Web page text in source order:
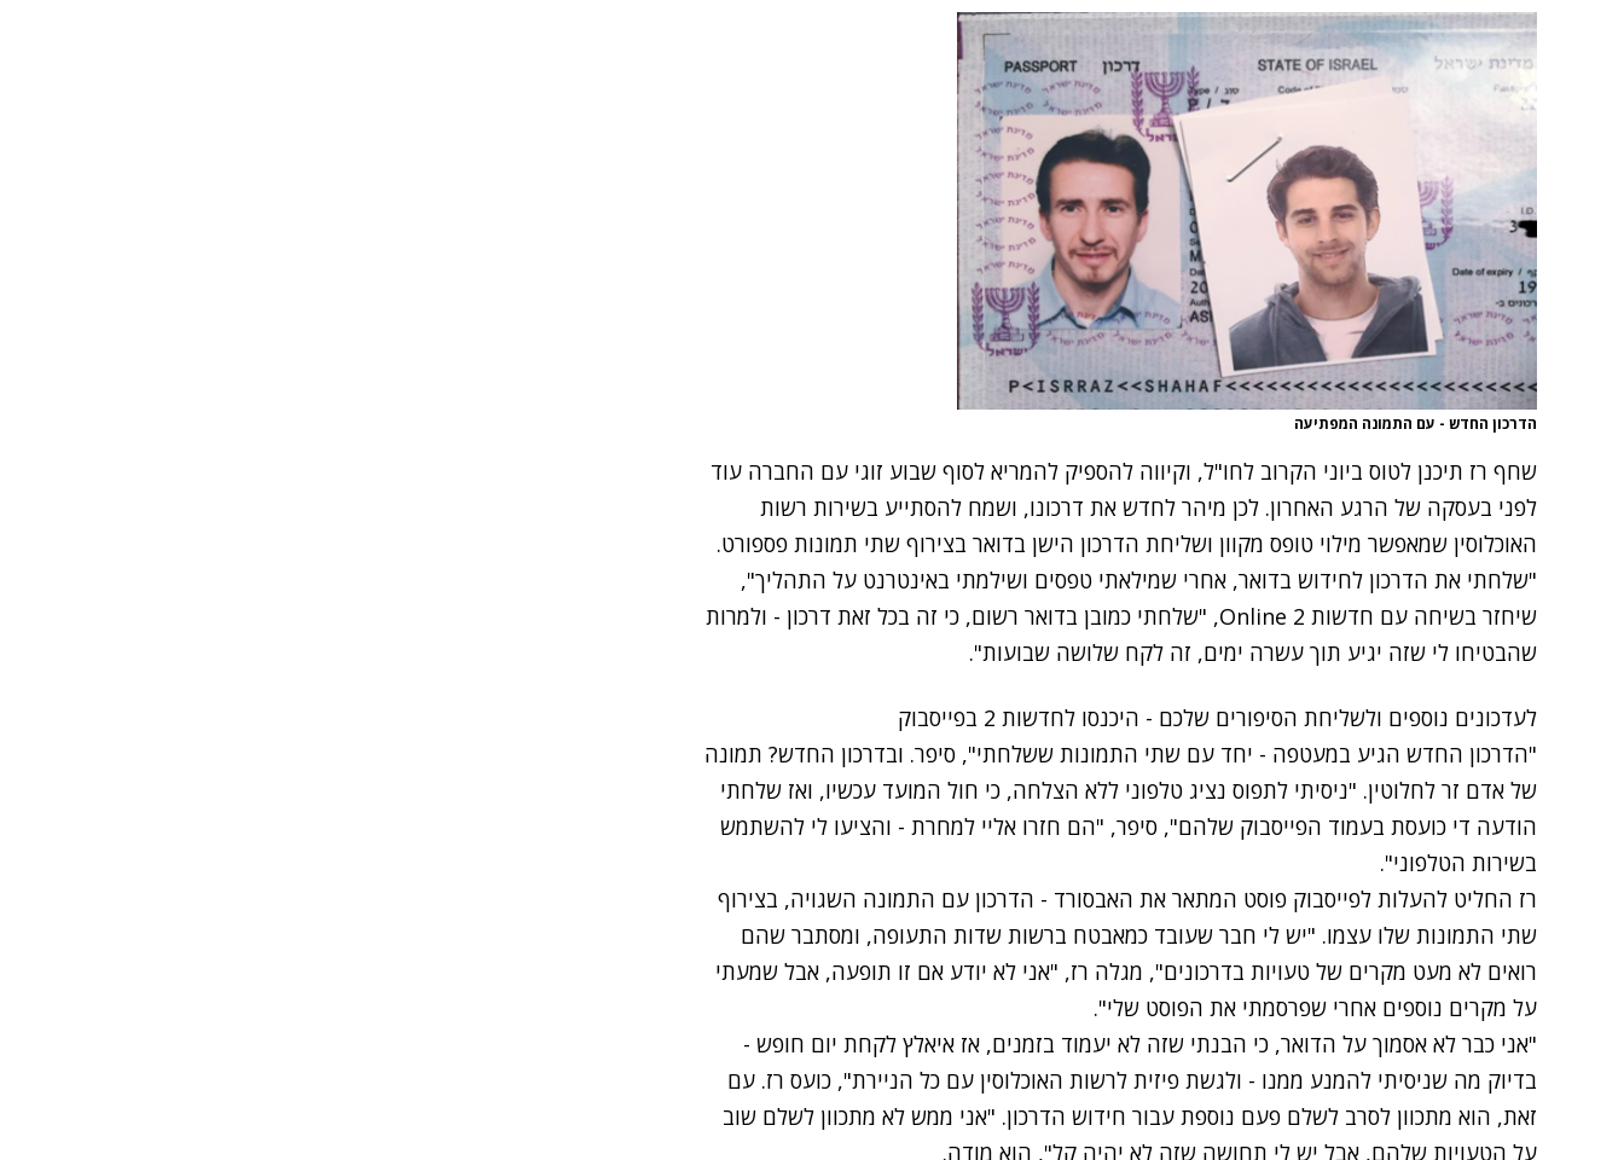
הדרכון החדש - עם התמונה המפתיעה
שחף רז תיכנן לטוס ביוני הקרוב לחו"ל, וקיווה להספיק להמריא לסוף שבוע זוגי עם החברה עוד
לפני בעסקה של הרגע האחרון. לכן מיהר לחדש את דרכונו, ושמח להסתייע בשירות רשות
האוכלוסין שמאפשר מילוי טופס מקוון ושליחת הדרכון הישן בדואר בצירוף שתי תמונות פספורט.
"שלחתי את הדרכון לחידוש בדואר, אחרי שמילאתי טפסים ושילמתי באינטרנט על התהליך",
שיחזר בשיחה עם חדשות 2 Online, "שלחתי כמובן בדואר רשום, כי זה בכל זאת דרכון - ולמרות
שהבטיחו לי שזה יגיע תוך עשרה ימים, זה לקח שלושה שבועות".
לעדכונים נוספים ולשליחת הסיפורים שלכם - היכנסו לחדשות 2 בפייסבוק
"הדרכון החדש הגיע במעטפה - יחד עם שתי התמונות ששלחתי", סיפר. ובדרכון החדש? תמונה
של אדם זר לחלוטין. "ניסיתי לתפוס נציג טלפוני ללא הצלחה, כי חול המועד עכשיו, ואז שלחתי
הודעה די כועסת בעמוד הפייסבוק שלהם", סיפר, "הם חזרו אליי למחרת - והציעו לי להשתמש
בשירות הטלפוני".
רז החליט להעלות לפייסבוק פוסט המתאר את האבסורד - הדרכון עם התמונה השגויה, בצירוף
שתי התמונות שלו עצמו. "יש לי חבר שעובד כמאבטח ברשות שדות התעופה, ומסתבר שהם
רואים לא מעט מקרים של טעויות בדרכונים", מגלה רז, "אני לא יודע אם זו תופעה, אבל שמעתי
על מקרים נוספים אחרי שפרסמתי את הפוסט שלי".
"אני כבר לא אסמוך על הדואר, כי הבנתי שזה לא יעמוד בזמנים, אז איאלץ לקחת יום חופש -
בדיוק מה שניסיתי להמנע ממנו - ולגשת פיזית לרשות האוכלוסין עם כל הניירת", כועס רז. עם
זאת, הוא מתכוון לסרב לשלם פעם נוספת עבור חידוש הדרכון. "אני ממש לא מתכוון לשלם שוב
על הטעויות שלהם, אבל יש לי תחושה שזה לא יהיה קל", הוא מודה.